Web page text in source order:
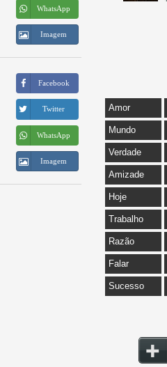
WhatsApp
Imagem
Facebook
Twitter
WhatsApp
Imagem
Amor
Mundo
Verdade
Amizade
Hoje
Trabalho
Razão
Falar
Sucesso